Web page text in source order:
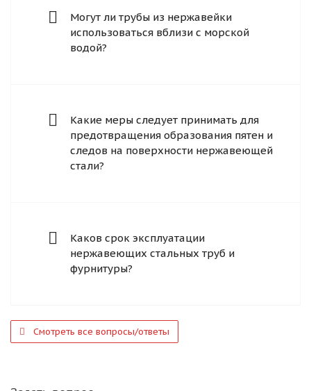
Могут ли трубы из нержавейки
использоваться вблизи с морской
водой?
Какие меры следует принимать для
предотвращения образования пятен и
следов на поверхности нержавеющей
стали?
Каков срок эксплуатации
нержавеющих стальных труб и
фурнитуры?
Смотреть все вопросы/ответы